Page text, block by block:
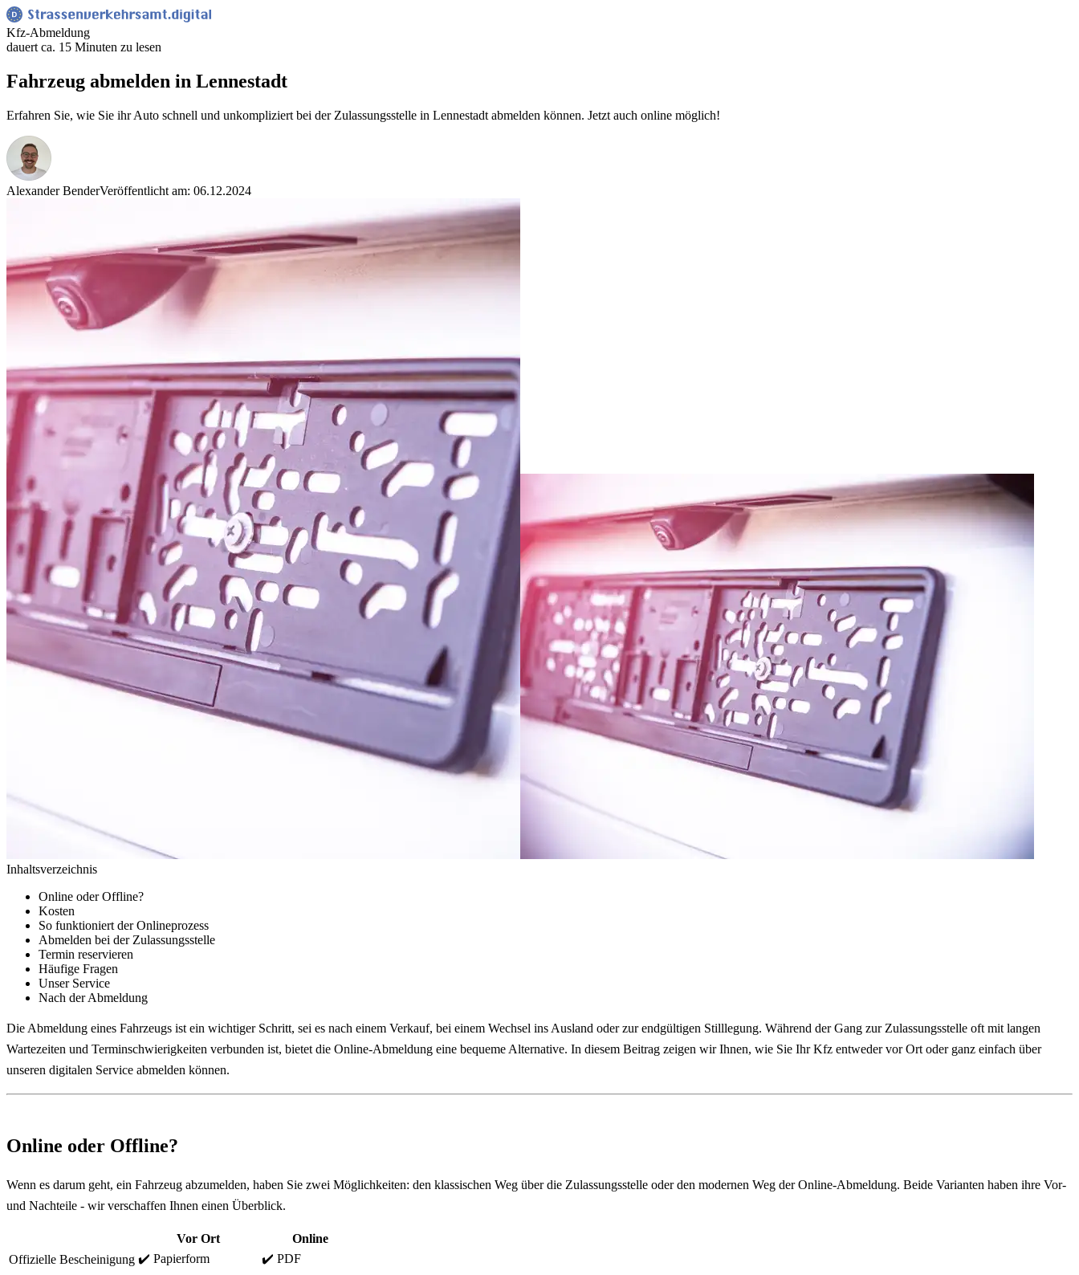
Kfz-Abmeldung
dauert ca. 15 Minuten zu lesen
Fahrzeug abmelden in Lennestadt
Erfahren Sie, wie Sie ihr Auto schnell und unkompliziert bei der Zulassungsstelle in Lennestadt abmelden können. Jetzt auch online möglich!
Alexander BenderVeröffentlicht am: 06.12.2024
Inhaltsverzeichnis
Online oder Offline?
Kosten
So funktioniert der Onlineprozess
Abmelden bei der Zulassungsstelle
Termin reservieren
Häufige Fragen
Unser Service
Nach der Abmeldung
Die Abmeldung eines Fahrzeugs ist ein wichtiger Schritt, sei es nach einem Verkauf, bei einem Wechsel ins Ausland oder zur endgültigen Stilllegung. Während der Gang zur Zulassungsstelle oft mit langen
Wartezeiten und Terminschwierigkeiten verbunden ist, bietet die Online-Abmeldung eine bequeme Alternative. In diesem Beitrag zeigen wir Ihnen, wie Sie Ihr Kfz entweder vor Ort oder ganz einfach über
unseren digitalen Service abmelden können.
Online oder Offline?
Wenn es darum geht, ein Fahrzeug abzumelden, haben Sie zwei Möglichkeiten: den klassischen Weg über die Zulassungsstelle oder den modernen Weg der Online-Abmeldung. Beide Varianten haben ihre Vor-
und Nachteile - wir verschaffen Ihnen einen Überblick.
Vor Ort
Online
Offizielle Bescheinigung ✔️ Papierform
✔️ PDF